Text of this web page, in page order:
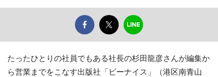
たったひとりの社員でもある社長の杉田龍彦さんが編集か
ら営業までをこなす出版社「ビーナイス」（港区南青山